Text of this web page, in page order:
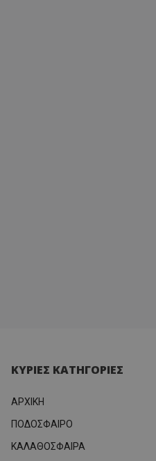
ΚΥΡΙΕΣ ΚΑΤΗΓΟΡΙΕΣ
ΑΡΧΙΚΗ
ΠΟΔΟΣΦΑΙΡΟ
ΚΑΛΑΘΟΣΦΑΙΡΑ